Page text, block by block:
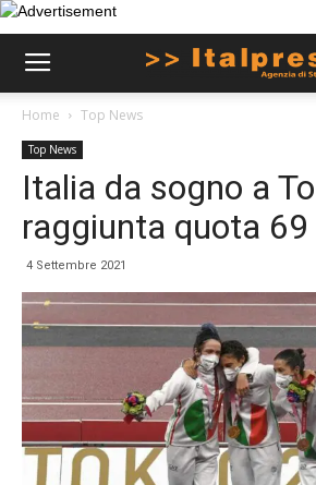
Home Top News
Top News
Italia da sogno a
raggiunta quota
4 Settembre 2021